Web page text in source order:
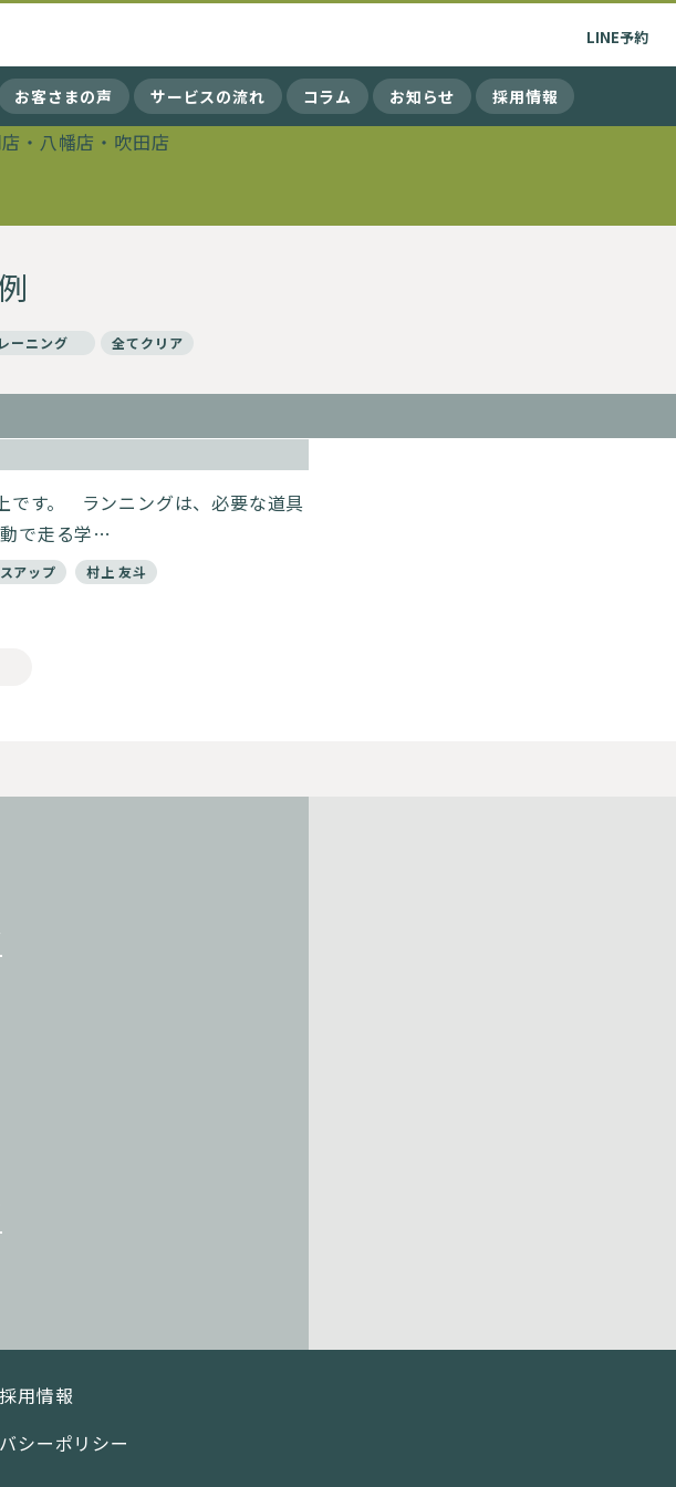
LINE予約
お客さまの声 サービスの流れ コラム お知らせ 採用情報
ーニング 全てクリア
ー)鍼灸整骨院 八幡店の
です。 ランニングは、必要な道具
で走る学…
アップ 村上 友斗
採用情報
シーポリシー